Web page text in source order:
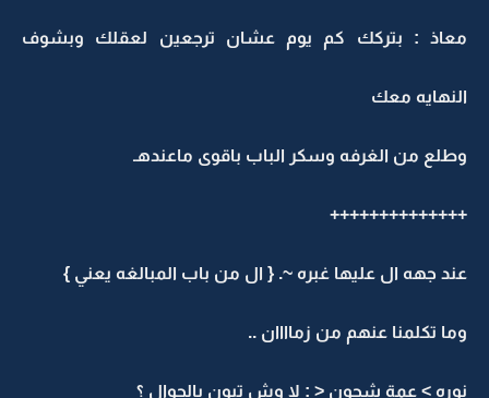
: بتركك كم يوم عشان ترجعين لعقلك وبشوف
معك
من الغرفه وسكر الباب باقوى ماعندهـ
جهه ال عليها غبره ~. { ال من باب المبالغه يعني }
تكلمنا عنهم من زماااان ..
> عمة شجون < : لا وش تبون بالجوال ؟